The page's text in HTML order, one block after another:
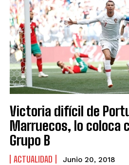
Victoria difícil de
Marruecos, lo coloca
Grupo B
ACTUALIDAD Junio 20, 2018